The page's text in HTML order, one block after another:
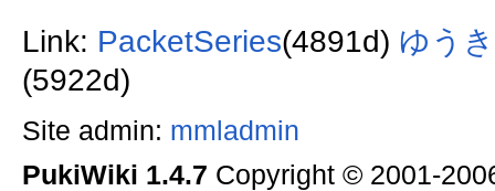
Link: PacketSeries(4891d) ゆう
(5922d)
Site admin: mmladmin
PukiWiki 1.4.7 Copyright © 2001-